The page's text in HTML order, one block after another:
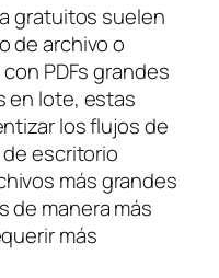
gratuitos suelen
de archivo o
PDFs grandes
en lote, estas
los flujos de
escritorio
más grandes
de manera más
más